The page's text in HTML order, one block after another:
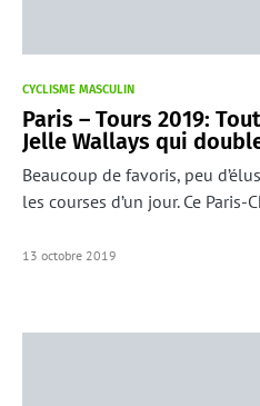
CYCLISME MASCULIN
Paris – Tours 2019:
Jelle Wallays qui
Beaucoup de favoris, peu
les courses d’un jour. Ce
13 octobre 2019